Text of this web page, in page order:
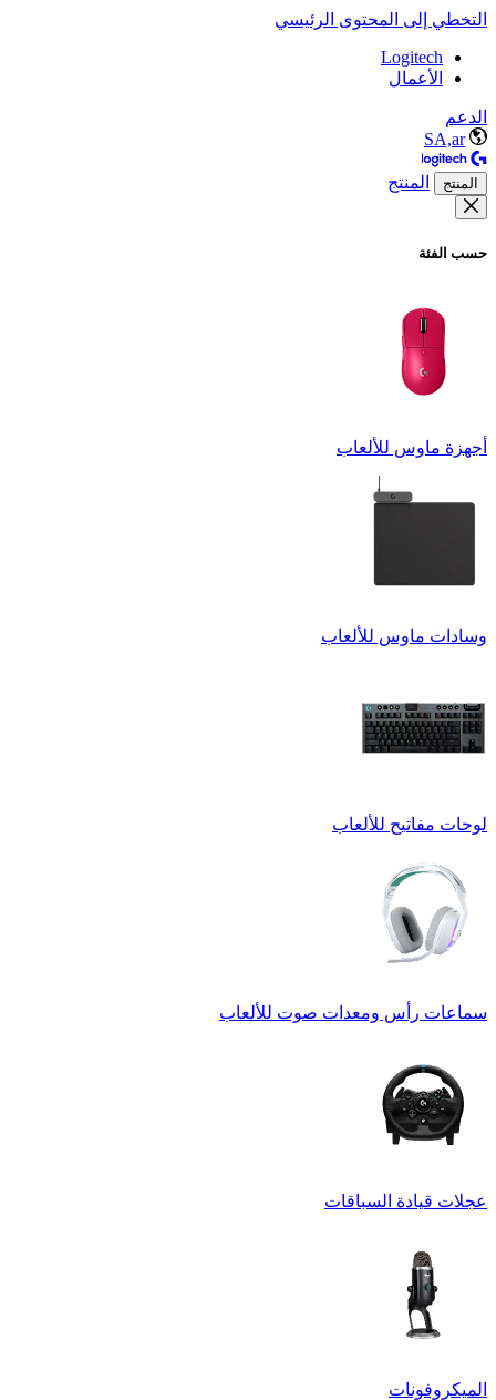
التخطي إلى المحتوى الرئيسي
Logitech
الأعمال
الدعم
SA,ar
المنتج المنتج
حسب الفئة
أجهزة ماوس للألعاب
وسادات ماوس للألعاب
لوحات مفاتيح للألعاب
سماعات رأس ومعدات صوت للألعاب
عجلات قيادة السباقات
الميكروفونات